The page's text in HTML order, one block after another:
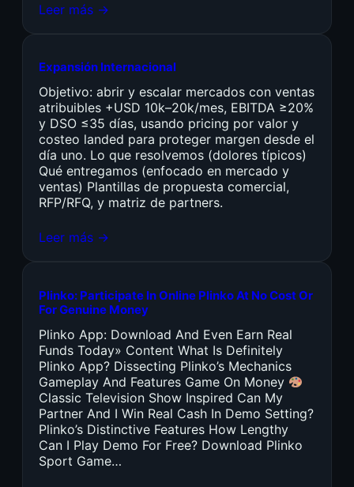
Leer más →
Expansión Internacional
Objetivo: abrir y escalar mercados con ventas
atribuibles +USD 10k–20k/mes, EBITDA ≥20%
y DSO ≤35 días, usando pricing por valor y
costeo landed para proteger margen desde el
día uno. Lo que resolvemos (dolores típicos)
Qué entregamos (enfocado en mercado y
ventas) Plantillas de propuesta comercial,
RFP/RFQ, y matriz de partners.
Leer más →
Plinko: Participate In Online Plinko At No Cost Or
For Genuine Money
Plinko App: Download And Even Earn Real
Funds Today» Content What Is Definitely
Plinko App? Dissecting Plinko’s Mechanics
Gameplay And Features Game On Money
Classic Television Show Inspired Can My
Partner And I Win Real Cash In Demo Setting?
Plinko’s Distinctive Features How Lengthy
Can I Play Demo For Free? Download Plinko
Sport Game…